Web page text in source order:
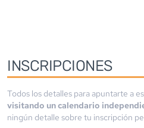
INSCRIPCIONES
Todos los detalles para apuntarte a
visitando un calendario
ningún detalle sobre tu inscripción